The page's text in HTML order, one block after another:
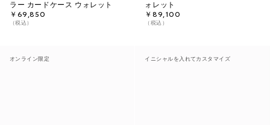
ラー カードケース ウォレット
￥69,850
（税込）
ォレット
￥89,100
（税込）
オンライン限定 イニシャルを入れてカスタマイズ